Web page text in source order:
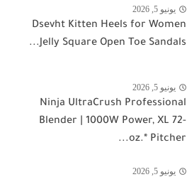
يونيو 5, 2026
Dsevht Kitten Heels for Women
Jelly Square Open Toe Sandals...
يونيو 5, 2026
Ninja UltraCrush Professional
Blender | 1000W Power, XL 72-
oz.* Pitcher...
يونيو 5, 2026